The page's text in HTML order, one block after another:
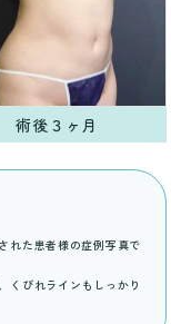
術後３ヶ月
れた患者様の症例写真で
くびれラインもしっかり